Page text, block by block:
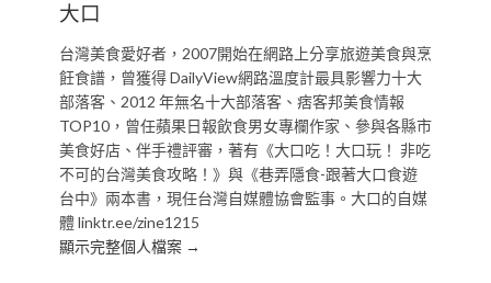
大口
台灣美食愛好者，2007開始在網路上分享旅遊美食與烹
飪食譜，曾獲得 DailyView網路溫度計最具影響力十大
部落客、2012 年無名十大部落客、痞客邦美食情報
TOP10，曾任蘋果日報飲食男女專欄作家、參與各縣市
美食好店、伴手禮評審，著有《大口吃！大口玩！ 非吃
不可的台灣美食攻略！》與《巷弄隱食-跟著大口食遊
台中》兩本書，現任台灣自媒體協會監事。大口的自媒
體 linktr.ee/zine1215
顯示完整個人檔案 →